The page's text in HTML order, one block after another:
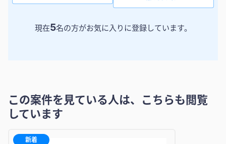
現在5名の方がお気に入りに登録しています。
この案件を見ている人は、こちらも閲覧
しています
新着